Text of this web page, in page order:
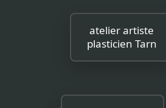
atelier artiste
plasticien Tarn